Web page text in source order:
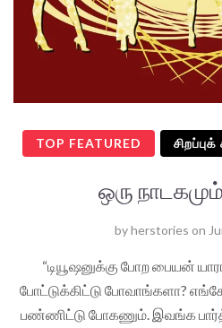
TOP FEATURED
ஒரு நாடகமும்
byherstories on
“டியூஷனுக்கு போற பையன்
போட்டுக்கிட்டு போவாங்களா?
பண்ணிட்டு போகணும். இவங்க